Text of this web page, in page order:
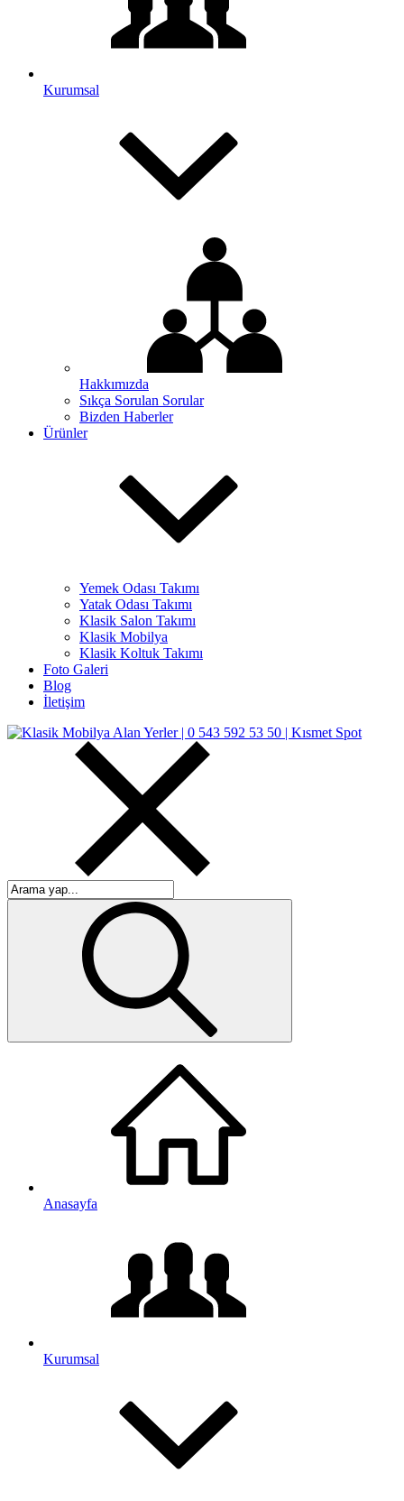
Kurumsal
Hakkımızda
Sıkça Sorulan Sorular
Bizden Haberler
Ürünler
Yemek Odası Takımı
Yatak Odası Takımı
Klasik Salon Takımı
Klasik Mobilya
Klasik Koltuk Takımı
Foto Galeri
Blog
İletişim
Anasayfa
Kurumsal